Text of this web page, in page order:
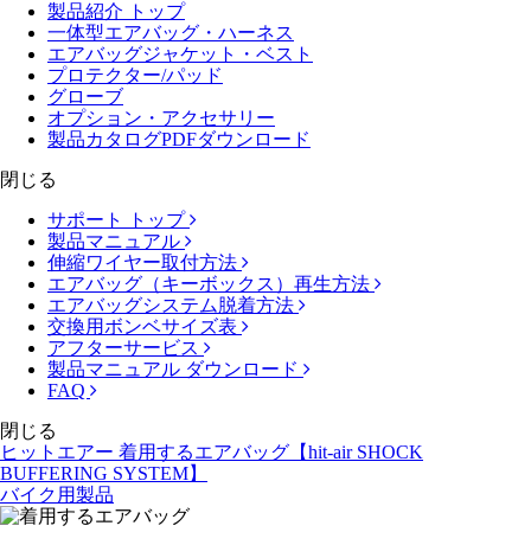
製品紹介 トップ
一体型エアバッグ・ハーネス
エアバッグジャケット・ベスト
プロテクター/パッド
グローブ
オプション・アクセサリー
製品カタログPDFダウンロード
閉じる
サポート トップ
製品マニュアル
伸縮ワイヤー取付方法
エアバッグ（キーボックス）再生方法
エアバッグシステム脱着方法
交換用ボンベサイズ表
アフターサービス
製品マニュアル ダウンロード
FAQ
閉じる
ヒットエアー 着用するエアバッグ【hit-air SHOCK
BUFFERING SYSTEM】
バイク用製品